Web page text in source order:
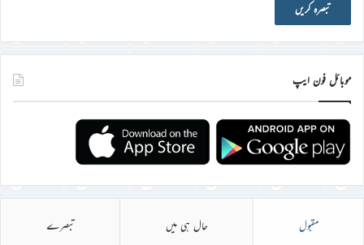
موبائل فون ایپ
مقبول حال ہی میں تبصرے